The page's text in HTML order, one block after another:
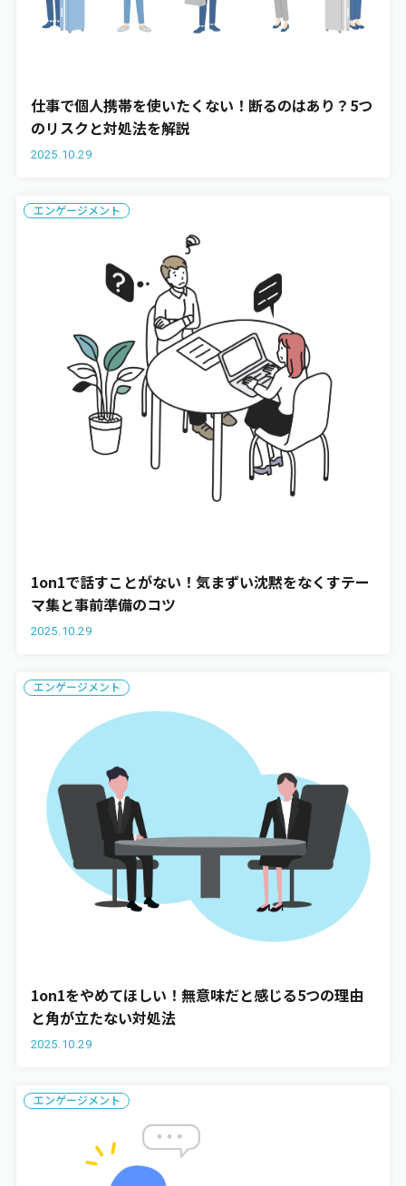
仕事で個人携帯を使いたくない！断るのはあり？5つ
のリスクと対処法を解説
2025.10.29
エンゲージメント
1on1で話すことがない！気まずい沈黙をなくすテー
マ集と事前準備のコツ
2025.10.29
エンゲージメント
1on1をやめてほしい！無意味だと感じる5つの理由
と角が立たない対処法
2025.10.29
エンゲージメント